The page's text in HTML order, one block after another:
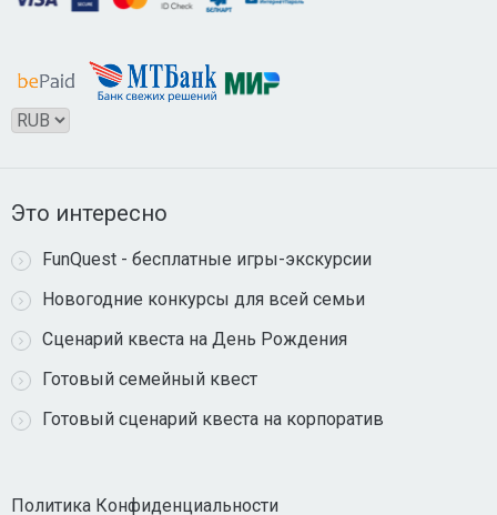
Это интересно
FunQuest - бесплатные игры-экскурсии
Новогодние конкурсы для всей семьи
Сценарий квеста на День Рождения
Готовый семейный квест
Готовый сценарий квеста на корпоратив
Политика Конфиденциальности